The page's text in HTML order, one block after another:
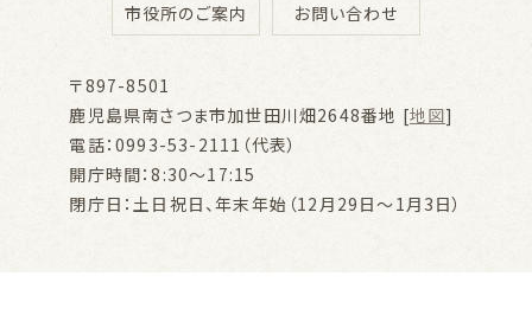
市役所のご案内 お問い合わせ
〒897-8501
鹿児島県南さつま市加世田川畑2648番地 [地図]
電話：0993-53-2111（代表）
開庁時間：8:30～17:15
閉庁日：土日祝日、年末年始（12月29日～1月3日）